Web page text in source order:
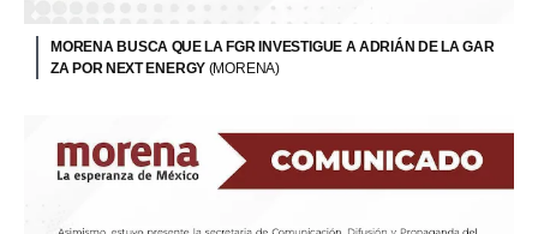
MORENA BUSCA QUE LA FGR INVESTIGUE A ADRIÁN DE LA GAR
ZA POR NEXT ENERGY (MORENA)